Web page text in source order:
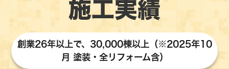
施工実績
創業26年以上で、30,000棟以上（※2025年10
月 塗装・全リフォーム含）